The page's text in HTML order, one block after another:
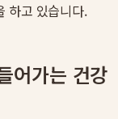
하고 있습니다.
어가는 건강